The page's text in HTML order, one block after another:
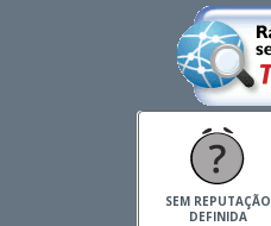
SEM REPUTAÇÃO
DEFINIDA